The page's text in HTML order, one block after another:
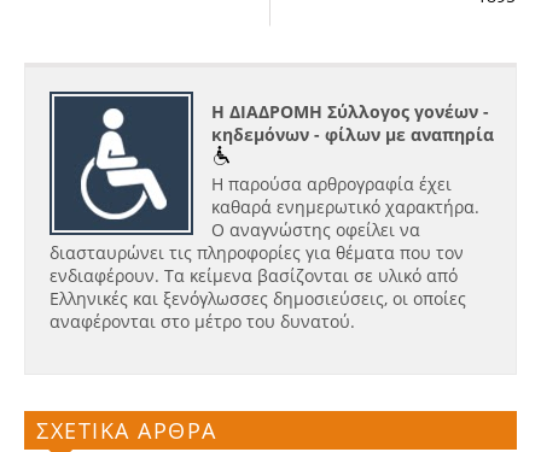
Η ΔΙΑΔΡΟΜΗ Σύλλογος γονέων -
κηδεμόνων - φίλων με αναπηρία
Η παρούσα αρθρογραφία έχει
καθαρά ενημερωτικό χαρακτήρα.
Ο αναγνώστης οφείλει να
διασταυρώνει τις πληροφορίες για θέματα που τον
ενδιαφέρουν. Τα κείμενα βασίζονται σε υλικό από
Ελληνικές και ξενόγλωσσες δημοσιεύσεις, οι οποίες
αναφέρονται στο μέτρο του δυνατού.
ΣΧΕΤΙΚΑ ΑΡΘΡΑ